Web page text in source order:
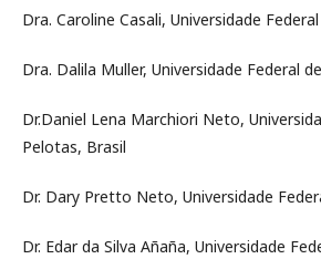
Dra. Caroline Casali, Universidade
Dra. Dalila Muller, Universidade Federal
Dr.Daniel Lena Marchiori Neto,
Pelotas, Brasil
Dr. Dary Pretto Neto, Universidade
Dr. Edar da Silva Añaña, Universidade